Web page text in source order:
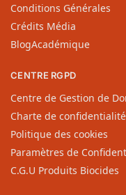
Conditions Générales
Crédits Média
BlogAcadémique
CENTRE RGPD
Centre de Gestion de
Charte de confidentialité
Politique des cookies
Paramètres de
C.G.U Produits Biocides